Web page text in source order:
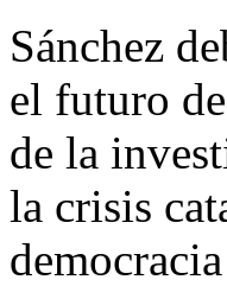
Sánchez
el futuro
de la
la crisis